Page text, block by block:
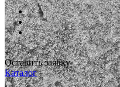
Оставить заявку
Каталог